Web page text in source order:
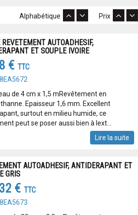
Prix
Alphabétique
REVETEMENT AUTOADHESIF,
ET SOUPLE IVOIRE
€ TTC
de 4 cm x 1,5 mRevêtement en
Epaisseur 1,6 mm. Excellent
surtout en milieu humide, ce
peut se poser aussi bien à lext...
Lire la suite
AUTOADHESIF, ANTIDERAPANT ET
GRIS
€ TTC